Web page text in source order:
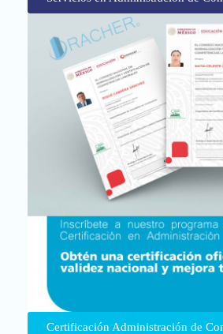
Certificación Administración de